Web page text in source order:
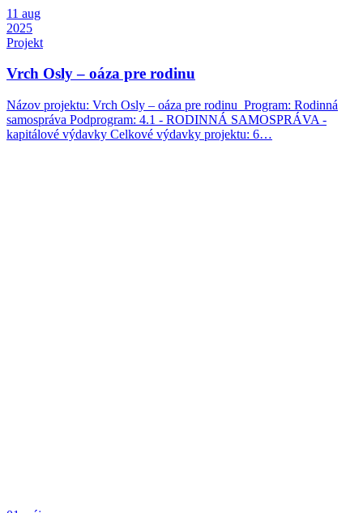
11 aug
2025
Projekt
Vrch Osly – oáza pre rodinu
Názov projektu: Vrch Osly – oáza pre rodinu Program: Rodinná
samospráva Podprogram: 4.1 - RODINNÁ SAMOSPRÁVA -
kapitálové výdavky Celkové výdavky projektu: 6…